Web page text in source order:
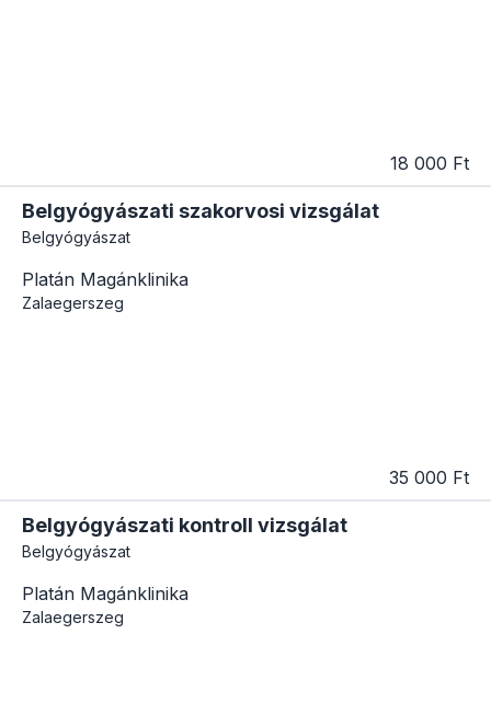
18 000 Ft
Belgyógyászati szakorvosi vizsgálat
Belgyógyászat
Platán Magánklinika
Zalaegerszeg
35 000 Ft
Belgyógyászati kontroll vizsgálat
Belgyógyászat
Platán Magánklinika
Zalaegerszeg